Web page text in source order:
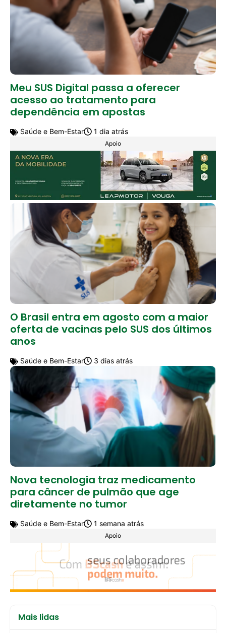
Meu SUS Digital passa a oferecer
acesso ao tratamento para
dependência em apostas
Saúde e Bem-Estar 1 dia atrás
Apoio
O Brasil entra em agosto com a maior
oferta de vacinas pelo SUS dos últimos
anos
Saúde e Bem-Estar 3 dias atrás
Nova tecnologia traz medicamento
para câncer de pulmão que age
diretamente no tumor
Saúde e Bem-Estar 1 semana atrás
Apoio
Mais lidas